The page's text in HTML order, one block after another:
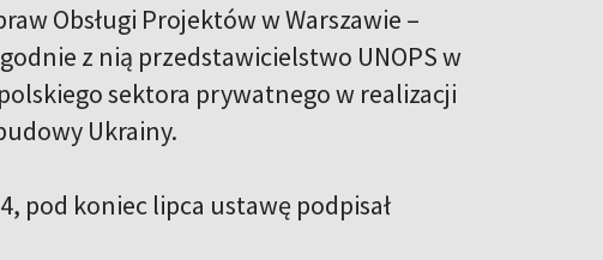
Obsługi Projektów w Warszawie –
z nią przedstawicielstwo UNOPS w
sektora prywatnego w realizacji
Ukrainy.
pod koniec lipca ustawę podpisał